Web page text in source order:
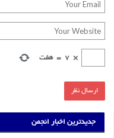
×
7
= هفت
جدیدترین اخبار انجمن